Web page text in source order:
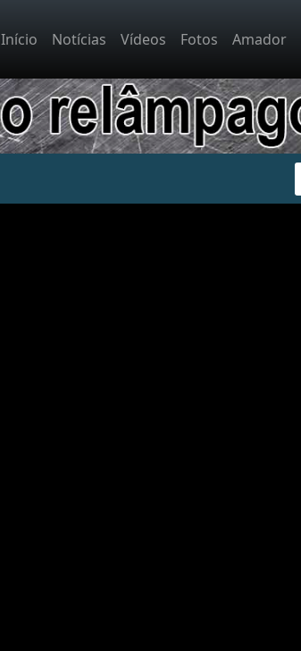
Início Notícias Vídeos Fotos Amador